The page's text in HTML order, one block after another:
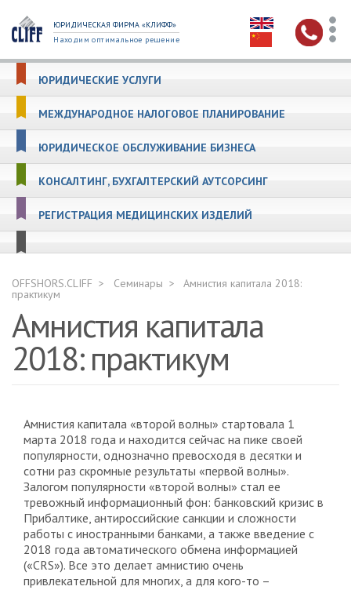
ЮРИДИЧЕСКАЯ ФИРМА «КЛИФФ»
Находим оптимальное решение
ЮРИДИЧЕСКИЕ УСЛУГИ
МЕЖДУНАРОДНОЕ НАЛОГОВОЕ ПЛАНИРОВАНИЕ
ЮРИДИЧЕСКОЕ ОБСЛУЖИВАНИЕ БИЗНЕСА
КОНСАЛТИНГ, БУХГАЛТЕРСКИЙ АУТСОРСИНГ
РЕГИСТРАЦИЯ МЕДИЦИНСКИХ ИЗДЕЛИЙ
OFFSHORS.CLIFF Семинары Амнистия капитала 2018:
практикум
Амнистия капитала
2018: практикум
Амнистия капитала «второй волны» стартовала 1
марта 2018 года и находится сейчас на пике своей
популярности, однозначно превосходя в десятки и
сотни раз скромные результаты «первой волны».
Залогом популярности «второй волны» стал ее
тревожный информационный фон: банковский кризис в
Прибалтике, антироссийские санкции и сложности
работы с иностранными банками, а также введение с
2018 года автоматического обмена информацией
(«CRS»). Все это делает амнистию очень
привлекательной для многих, а для кого-то –